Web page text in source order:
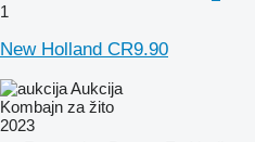
1
New Holland CR9.90
Aukcija
Kombajn za žito
2023